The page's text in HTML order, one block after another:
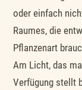
oder einfach
Raumes, die
Pflanzenart
Am Licht, das
Verfügung stellt